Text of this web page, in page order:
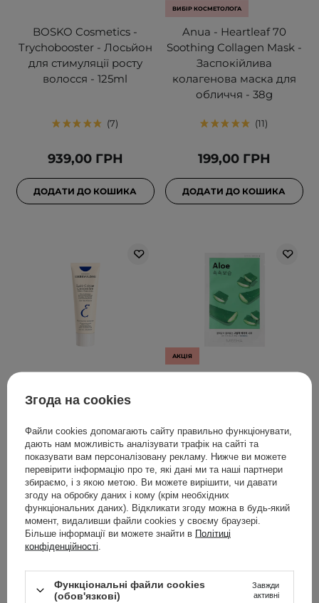
BOSKO Cosmetics -
Trychobooster - Лосьйон
для стимуляції росту
волосся - 125ml
7
939,00 ГРН
ДОДАТИ ДО КОШИКА
ВИБІР КОСМЕТОЛОГА
Anua - Heartleaf 70
Soothing Collagen Mask -
Заспокійлива
колагенова маска для
обличчя - 38g
11
199,00 ГРН
ДОДАТИ ДО КОШИКА
Concentre - Живильний
та зволожувальний
крем для обличчя - 75ml
1
699,00 ГРН
ДОДАТИ ДО КОШИКА
АКЦІЯ
тканинна маска з алое -
19g
12
80,00 ГРН
64,00 ГРН
Згода на cookies
Файли cookies допомагають сайту правильно функціонувати,
дають нам можливість аналізувати трафік на сайті та
показувати вам персоналізовану рекламу. Нижче ви можете
перевірити інформацію про те, які дані ми та наші партнери
збираємо, і з якою метою. Ви можете вирішити, чи давати
згоду на обробку даних і кому (крім необхідних
функціональних даних). Відкликати згоду можна в будь-який
момент, видаливши файли cookies у своєму браузері.
Більше інформації ви можете знайти в Політиці
конфіденційності
Функціональні файли cookies
(обов'язкові)
Завжди
активні